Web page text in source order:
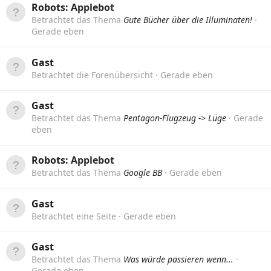
Robots: Applebot
Betrachtet das Thema Gute Bücher über die Illuminaten!
Gerade eben
Gast
Betrachtet die Forenübersicht Gerade eben
Gast
Betrachtet das Thema Pentagon-Flugzeug -> Lüge
Gerade
eben
Robots: Applebot
Betrachtet das Thema Google BB Gerade eben
Gast
Betrachtet eine Seite Gerade eben
Gast
Betrachtet das Thema Was würde passieren wenn...